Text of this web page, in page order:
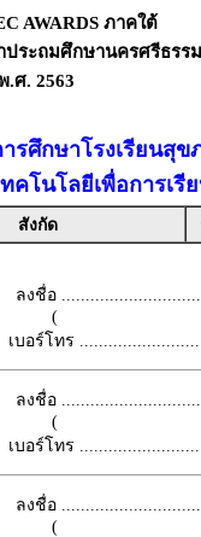
AWARDS ภาคใต้
ระถมศึกษานครศรีธรร
.ศ. 2563
รศึกษาโรงเรียนสุ
คโนโลยีเพื่อการเรี
สังกัด
ลงชื่อ
(
เบอร์โทร
ลงชื่อ
(
เบอร์โทร
ลงชื่อ
(